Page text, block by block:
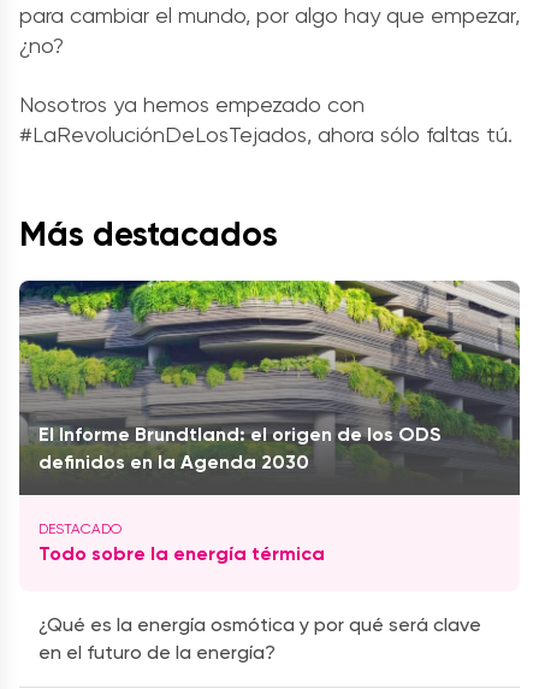
para cambiar el mundo, por algo hay que empezar,
¿no?
Nosotros ya hemos empezado con
#LaRevoluciónDeLosTejados, ahora sólo faltas tú.
Más destacados
El Informe Brundtland: el origen de los ODS
definidos en la Agenda 2030
Todo sobre la energía térmica
¿Qué es la energía osmótica y por qué será clave
en el futuro de la energía?